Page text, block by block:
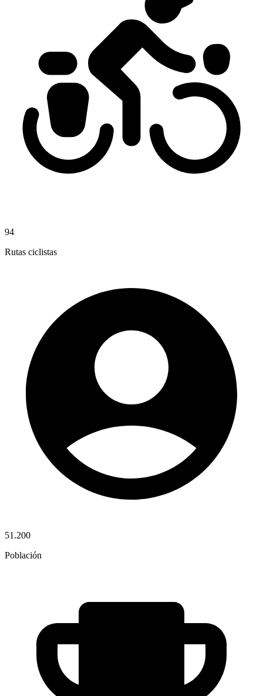
94
Rutas ciclistas
51.200
Población